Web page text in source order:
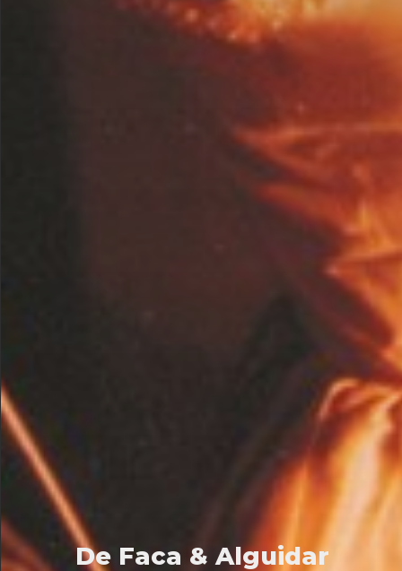
De Faca & Alguidar